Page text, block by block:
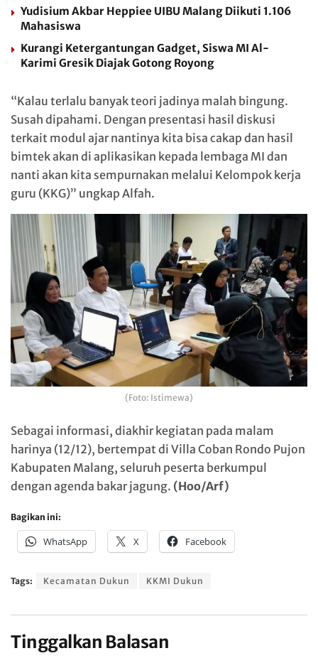
Yudisium Akbar Heppiee UIBU Malang Diikuti 1.106
Mahasiswa
Kurangi Ketergantungan Gadget, Siswa MI Al-
Karimi Gresik Diajak Gotong Royong
“Kalau terlalu banyak teori jadinya malah bingung.
Susah dipahami. Dengan presentasi hasil diskusi
terkait modul ajar nantinya kita bisa cakap dan hasil
bimtek akan di aplikasikan kepada lembaga MI dan
nanti akan kita sempurnakan melalui Kelompok kerja
guru (KKG)” ungkap Alfah.
(Foto: Istimewa)
Sebagai informasi, diakhir kegiatan pada malam
harinya (12/12), bertempat di Villa Coban Rondo Pujon
Kabupaten Malang, seluruh peserta berkumpul
dengan agenda bakar jagung. (Hoo/Arf)
Bagikan ini:
WhatsApp X Facebook
Tags: Kecamatan Dukun KKMI Dukun
Tinggalkan Balasan